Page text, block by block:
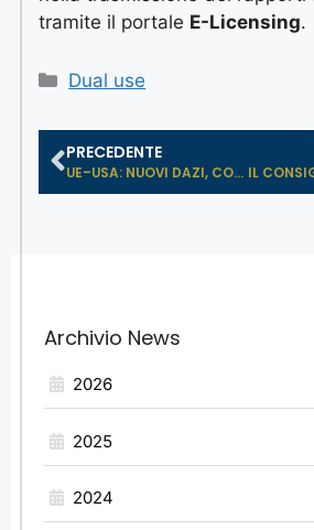
tramite il portale E-Licensing.
Dual use
PRECEDENTE
UE–USA: NUOVI DAZI, CONTINGENTI T...
Archivio News
2026
2025
2024